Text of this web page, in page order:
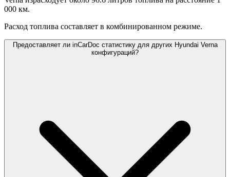
000 км.
Расход топлива составляет в комбинированном режиме.
Предоставляет ли inCarDoc статистику для других Hyundai Verna
конфигураций?